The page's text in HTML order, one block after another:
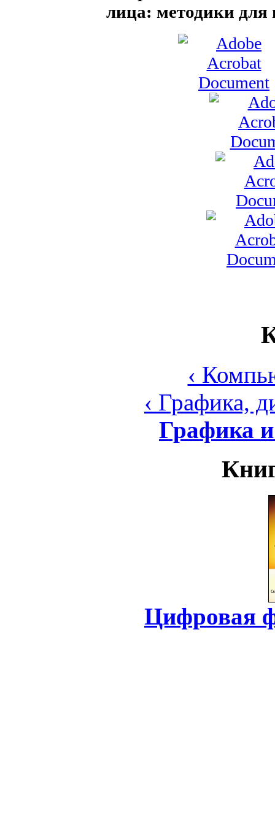
лица: методики для
‹
‹ Графика,
Графика
Цифровая